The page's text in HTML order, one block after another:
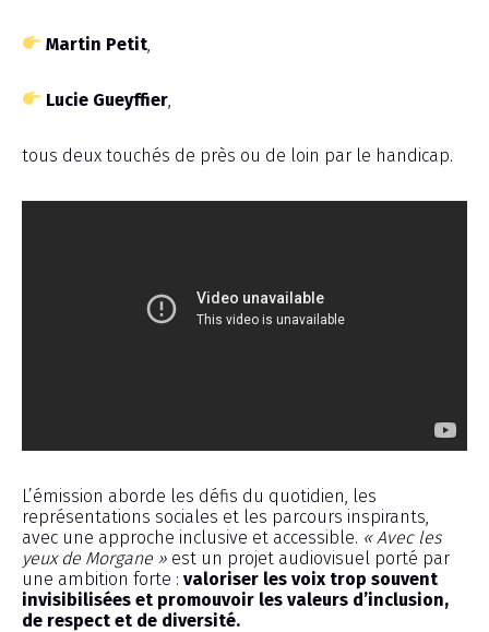
Martin Petit
Lucie Gueyffier
tous deux touchés de près ou de loin par le handicap.
L’émission aborde les défis du quotidien, les
représentations sociales et les parcours inspirants,
avec une approche inclusive et accessible. « Avec les
yeux de Morgane » est un projet audiovisuel porté par
une ambition forte : valoriser les voix trop souvent
invisibilisées et promouvoir les valeurs d’inclusion,
de respect et de diversité.